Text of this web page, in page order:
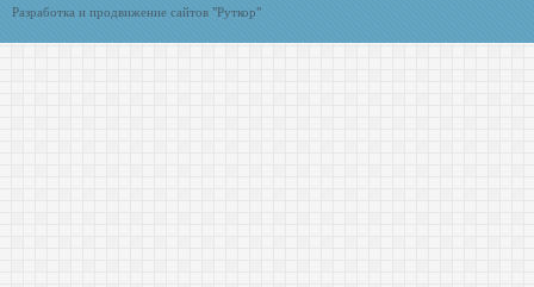
Разработка и продвижение сайтов "Руткор"